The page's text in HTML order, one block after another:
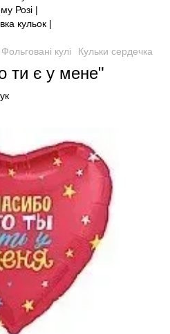
Фольговані кулі Кульки сердечка
ти є у мене"